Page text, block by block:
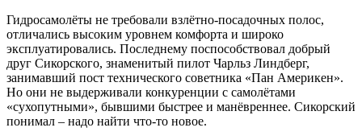
Гидросамолёты не требовали взлётно-посадочных полос,
отличались высоким уровнем комфорта и широко
эксплуатировались. Последнему поспособствовал добрый
друг Сикорского, знаменитый пилот Чарльз Линдберг,
занимавший пост технического советника «Пан Америкен».
Но они не выдерживали конкуренции с самолётами
«сухопутными», бывшими быстрее и манёвреннее. Сикорский
понимал – надо найти что-то новое.